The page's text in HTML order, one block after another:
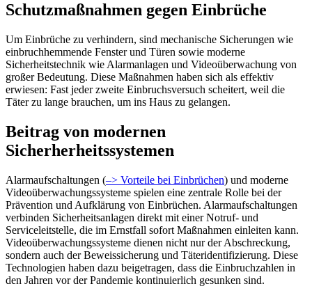
Schutzmaßnahmen gegen Einbrüche
Um Einbrüche zu verhindern, sind mechanische Sicherungen wie
einbruchhemmende Fenster und Türen sowie moderne
Sicherheitstechnik wie Alarmanlagen und Videoüberwachung von
großer Bedeutung. Diese Maßnahmen haben sich als effektiv
erwiesen: Fast jeder zweite Einbruchsversuch scheitert, weil die
Täter zu lange brauchen, um ins Haus zu gelangen.
Beitrag von modernen
Sicherherheitssystemen
Alarmaufschaltungen (–> Vorteile bei Einbrüchen) und moderne
Videoüberwachungssysteme spielen eine zentrale Rolle bei der
Prävention und Aufklärung von Einbrüchen. Alarmaufschaltungen
verbinden Sicherheitsanlagen direkt mit einer Notruf- und
Serviceleitstelle, die im Ernstfall sofort Maßnahmen einleiten kann.
Videoüberwachungssysteme dienen nicht nur der Abschreckung,
sondern auch der Beweissicherung und Täteridentifizierung. Diese
Technologien haben dazu beigetragen, dass die Einbruchzahlen in
den Jahren vor der Pandemie kontinuierlich gesunken sind.